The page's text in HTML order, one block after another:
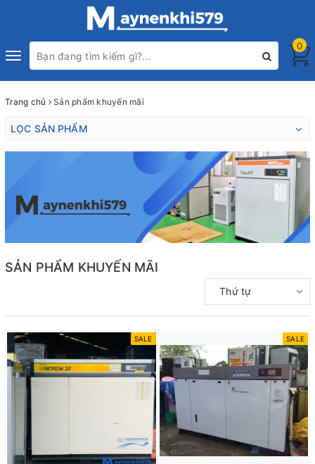
Toggle
0
Trang chủ Sản phẩm khuyến mãi
LỌC SẢN PHẨM
SẢN PHẨM KHUYẾN MÃI
Thứ tự
SALE SALE